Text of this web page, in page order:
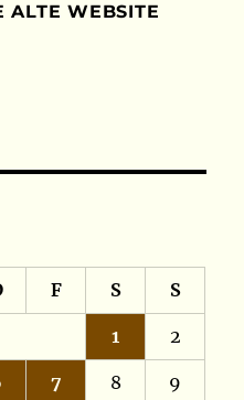
ALTE WEBSITE
F S S
1 2
7 8 9